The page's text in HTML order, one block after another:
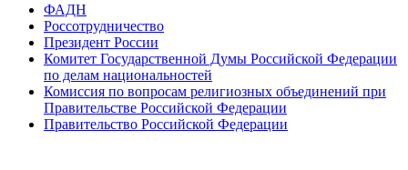
ФАДН
Россотрудничество
Президент России
Комитет Государственной Думы Российской Федерации
по делам национальностей
Комиссия по вопросам религиозных объединений при
Правительстве Российской Федерации
Правительство Российской Федерации